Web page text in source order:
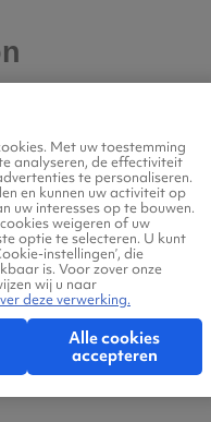
- Eindhoven
Met uw toestemming
analyseren, de effectiviteit
te personaliseren.
en kunnen uw activiteit op
uw interesses op te bouwen.
weigeren of uw
optie te selecteren. U kunt
instellingen’, die
is. Voor zover onze
wij u naar
deze verwerking.
Alle cookies
accepteren